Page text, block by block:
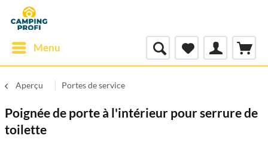
Menu
Aperçu Portes de service
Poignée de porte à l'intérieur pour serrure de
toilette